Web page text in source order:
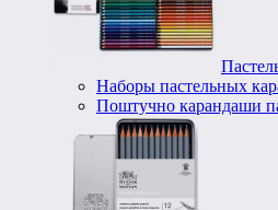
Наборы пастельных
Поштучно карандаши